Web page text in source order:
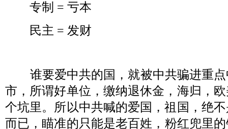
专制 = 亏本
民主 = 发财
谁要爱中共的国，就被中共骗进重
市，所谓好单位，缴纳退休金，海归，
个坑里。所以中共喊的爱国，祖国，绝
而已，瞄准的只能是老百姓，粉红兜里